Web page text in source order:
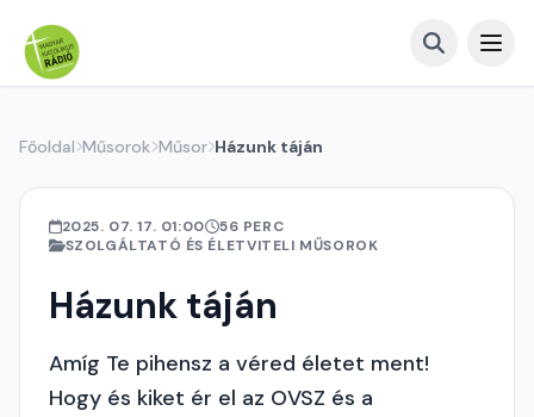
Főoldal Műsorok Műsor Házunk táján
2025. 07. 17. 01:00
56 PERC
SZOLGÁLTATÓ ÉS ÉLETVITELI MŰSOROK
Házunk táján
Amíg Te pihensz a véred életet ment!
Hogy és kiket ér el az OVSZ és a